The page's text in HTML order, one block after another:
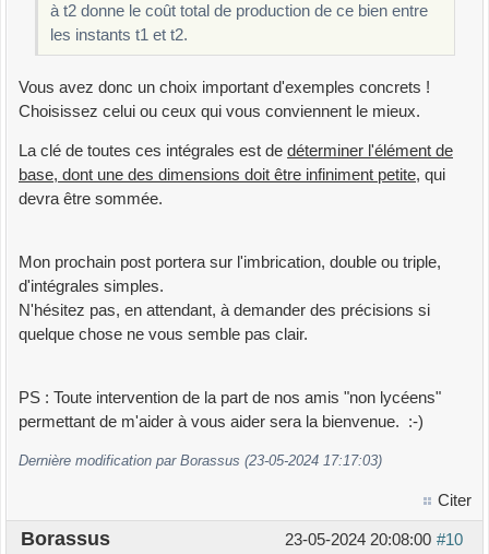
à t2 donne le coût total de production de ce bien entre
les instants t1 et t2.
Vous avez donc un choix important d'exemples concrets !
Choisissez celui ou ceux qui vous conviennent le mieux.
La clé de toutes ces intégrales est de déterminer l'élément de
base, dont une des dimensions doit être infiniment petite, qui
devra être sommée.
Mon prochain post portera sur l'imbrication, double ou triple,
d'intégrales simples.
N'hésitez pas, en attendant, à demander des précisions si
quelque chose ne vous semble pas clair.
PS : Toute intervention de la part de nos amis "non lycéens"
permettant de m'aider à vous aider sera la bienvenue. :-)
Dernière modification par Borassus (23-05-2024 17:17:03)
Citer
#10
23-05-2024 20:08:00
Borassus